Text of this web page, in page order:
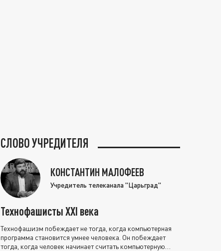
СЛОВО УЧРЕДИТЕЛЯ
КОНСТАНТИН МАЛОФЕЕВ
Учредитель телеканала "Царьград"
Технофашисты XXI века
Технофашизм побеждает не тогда, когда компьютерная
программа становится умнее человека. Он побеждает
тогда, когда человек начинает считать компьютерную